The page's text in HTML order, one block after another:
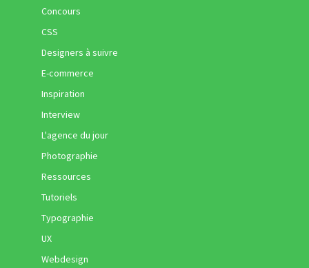
Concours
CSS
Designers à suivre
E-commerce
Inspiration
Interview
L'agence du jour
Photographie
Ressources
Tutoriels
Typographie
UX
Webdesign